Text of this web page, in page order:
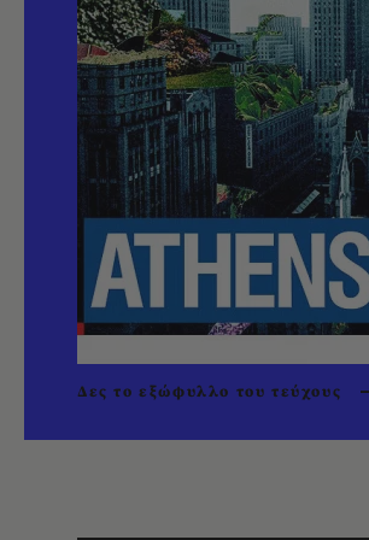
Δες το εξώφυλλο του τεύχους